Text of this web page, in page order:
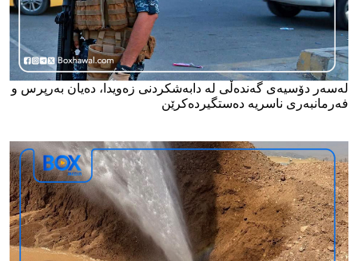
لەسەر دۆسیەی گەندەڵی لە دابەشکردنی زەویدا، دەیان بەرپرس و
فەرمانبەری ناسریە دەستگیردەکرێن